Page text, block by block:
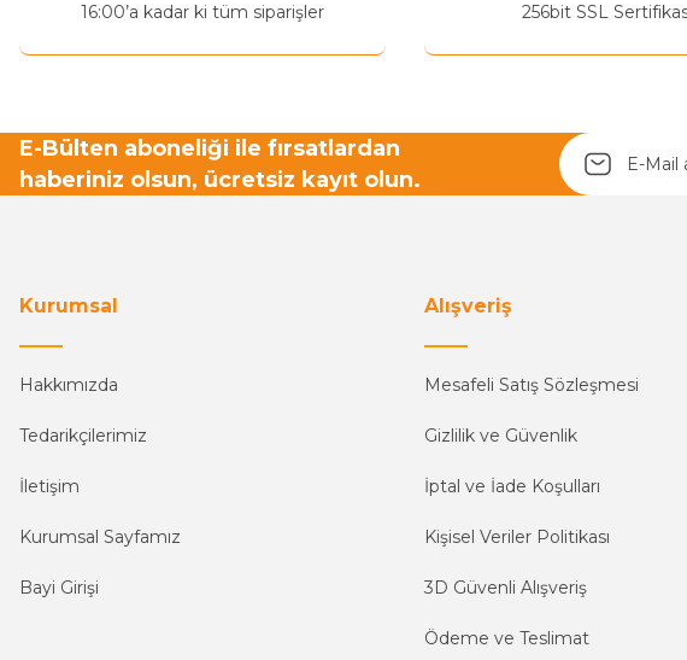
16:00’a kadar ki tüm siparişler
256bit SSL
E-Bülten aboneliği ile fırsatlardan
haberiniz olsun, ücretsiz kayıt olun.
Kurumsal
Hakkımızda
Tedarikçilerimiz
İletişim
Kurumsal Sayfamız
Bayi Girişi
Alışveriş
Mesafeli Satış Sözleşmesi
Gizlilik ve Güvenlik
İptal ve İade Koşulları
Kişisel Veriler Politikası
3D Güvenli Alışveriş
Ödeme ve Teslimat